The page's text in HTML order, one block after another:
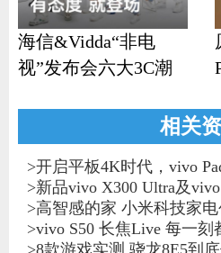
海信&Vidda“非电
视”发布会六大3C潮
相关
>开启平板4K时代，vivo
>新品vivo X300 Ultra及
>高智感的家 小米科技家
>vivo S50 长焦Live 每一刻